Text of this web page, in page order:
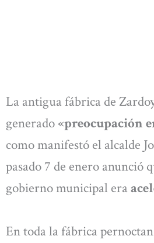
La antigua fábrica de
generado«preocupación
como manifestó el alcalde
pasado 7 de enero anunció
gobierno municipal era
En toda la fábrica